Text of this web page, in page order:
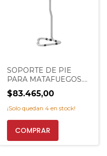
SOPORTE DE PIE
PARA MATAFUEGOS.
EXTINCENTER
$83.465,00
¡Solo quedan 4 en stock!
COMPRAR